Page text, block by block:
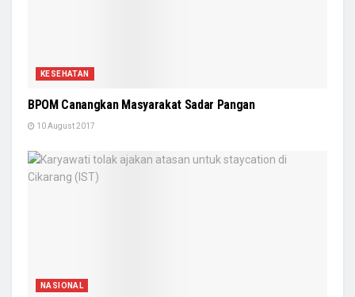
KESEHATAN
BPOM Canangkan Masyarakat Sadar Pangan
10 August 2017
NASIONAL